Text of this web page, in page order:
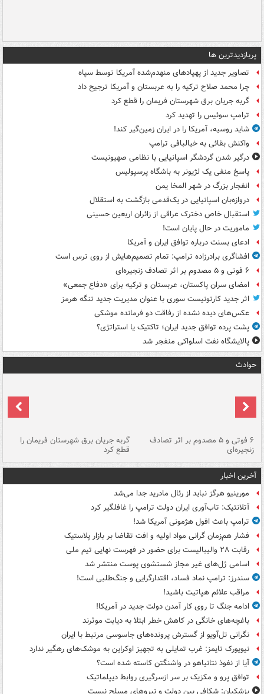
پربازدیدترین ها
تصاویر جدید از پهپادهای منهدم‌شده آمریکا توسط سپاه
چرا محمد صلاح ترکیه را به عربستان و آمریکا ترجیح داد
گربه جریان برق شهرستان فریمان را قطع کرد
ترامپ سوئیس را تهدید کرد
شاید روسیه، آمریکا را در ایران زمین‌گیر کند!
واکنش بقائی به خیالبافی ترامپ
درگیر شدن گردشگر اسپانیایی با نظامی صهیونیست
پاسخ منفی یک لژیونر به باشگاه پرسپولیس
انفجار بزرگ در شهر المخا یمن
دروازه‌بان اسپانیایی در یک‌قدمی بازگشت به استقلال
استقبال خاص دخترک عراقی از زائران اربعین حسینی
ماموریت در حال پایان است!
ادعای بسنت درباره توافق ایران و آمریکا
افشاگری برادرزاده ترامپ: تمام تصمیم‌هایش از روی ترس است
۶ فوتی و ۵ مصدوم بر اثر تصادف زنجیره‌ای
امضای سران پاکستان، عربستان و ترکیه برای «دفاع جمعی»
اثر جدید کارتونیست سوری با عنوان مدیریت جدید تنگه هرمز
عکس‌های دیده نشده از رفاقت دو فرمانده‌ موشکی
پشت پرده توافق جدید ایران؛ تاکتیک یا استراتژی؟
پالایشگاه نفت اسلواکی منفجر شد
حوادث
۶ فوتی و ۵ مصدوم بر اثر تصادف
زنجیره‌ای
گربه جریان برق شهرستان فریمان را
قطع کرد
آخرین اخبار
مورینیو هرگز نباید از رئال مادرید جدا می‌شد
آتلانتیک: تاب‌آوری ایران دولت ترامپ را غافلگیر کرد
ترامپ باعث افول هژمونی آمریکا شد!
فشار هم‌زمان گرانی مواد اولیه و افت تقاضا بر بازار پلاستیک
رقابت ۲۸ والیبالیست برای حضور در فهرست نهایی تیم ملی
اسامی ژل‌های غیر مجاز شستشوی پوست منتشر شد
سندرز: ترامپ نماد فساد، اقتدارگرایی و جنگ‌طلبی است!
مراقب علائم هپاتیت باشید!
ادامه جنگ تا روی کار آمدن دولت جدید در آمریکا!
باغچه‌های خانگی در کاهش خطر ابتلا به دیابت موثرند
نگرانی تل‌آویو از گسترش پرونده‌های جاسوسی مرتبط با ایران
نیویورک تایمز: غرب تمایلی به تجهیز اوکراین به موشک‌های رهگیر ندارد
آیا از نفوذ نتانیاهو در واشنگتن کاسته شده است؟
توافق پرو و مکزیک بر سر ازسرگیری روابط دیپلماتیک
پزشکیان: شکافی بین دولت و نیروهای مسلح نیست